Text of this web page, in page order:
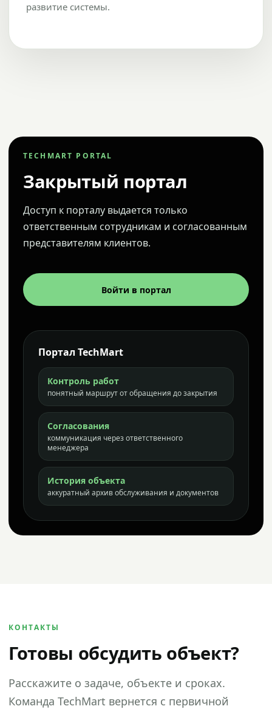
развитие системы.
TECHMART PORTAL
Закрытый портал
Доступ к порталу выдается только
ответственным сотрудникам и согласованным
представителям клиентов.
Войти в портал
Портал TechMart
Контроль работ
понятный маршрут от обращения до закрытия
Согласования
коммуникация через ответственного
менеджера
История объекта
аккуратный архив обслуживания и документов
КОНТАКТЫ
Готовы обсудить объект?
Расскажите о задаче, объекте и сроках.
Команда TechMart вернется с первичной